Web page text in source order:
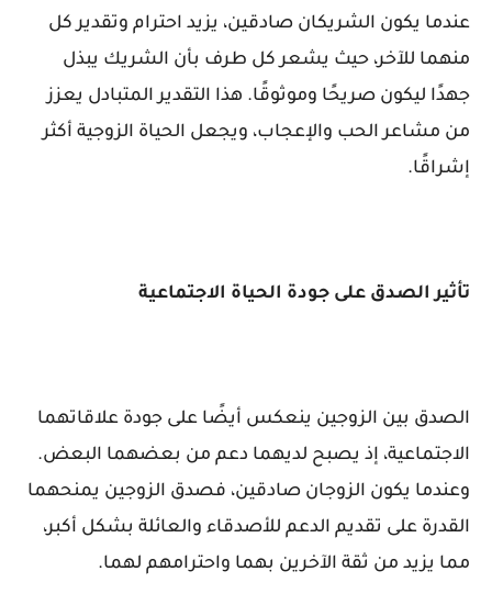
عندما يكون الشريكان صادقين، يزيد احترام وتقدير كل
منهما للآخر، حيث يشعر كل طرف بأن الشريك يبذل
جهدًا ليكون صريحًا وموثوقًا. هذا التقدير المتبادل يعزز
من مشاعر الحب والإعجاب، ويجعل الحياة الزوجية أكثر
إشراقًا.
تأثير الصدق على جودة الحياة الاجتماعية
الصدق بين الزوجين ينعكس أيضًا على جودة علاقاتهما
الاجتماعية، إذ يصبح لديهما دعم من بعضهما البعض.
وعندما يكون الزوجان صادقين، فصدق الزوجين يمنحهما
القدرة على تقديم الدعم للأصدقاء والعائلة بشكل أكبر،
مما يزيد من ثقة الآخرين بهما واحترامهم لهما.